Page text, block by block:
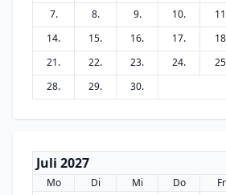
7.
8. 9. 10.
14.
15. 16. 17.
21.
22. 23. 24.
28.
29. 30.
Juli 2027
Mo Di Mi Do Fr